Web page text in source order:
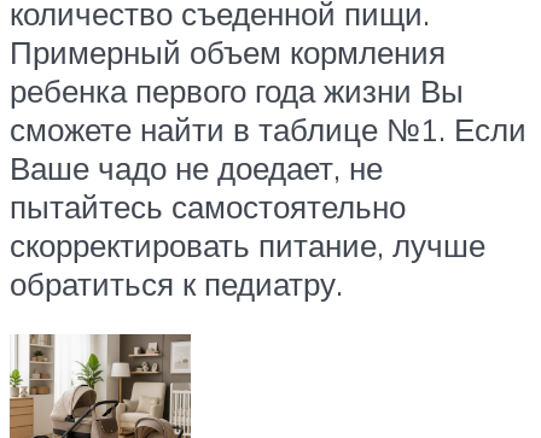
количество съеденной пищи.
Примерный объем кормления
ребенка первого года жизни Вы
сможете найти в таблице №1. Если
Ваше чадо не доедает, не
пытайтесь самостоятельно
скорректировать питание, лучше
обратиться к педиатру.